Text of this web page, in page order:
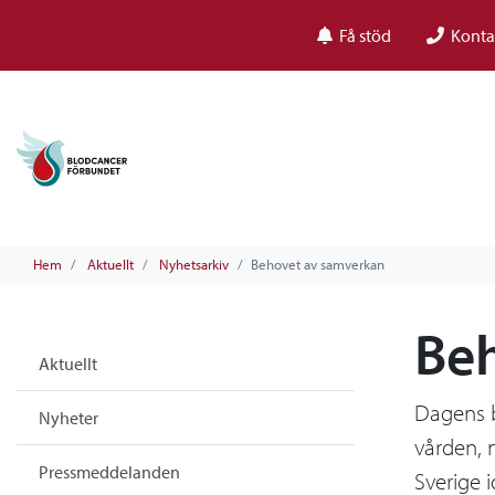
Få stöd
Hem Aktuellt Nyhetsarkiv Behovet av samverkan
Aktuellt
Nyheter
Pressmeddelanden
Dagens
vården,
Sverige